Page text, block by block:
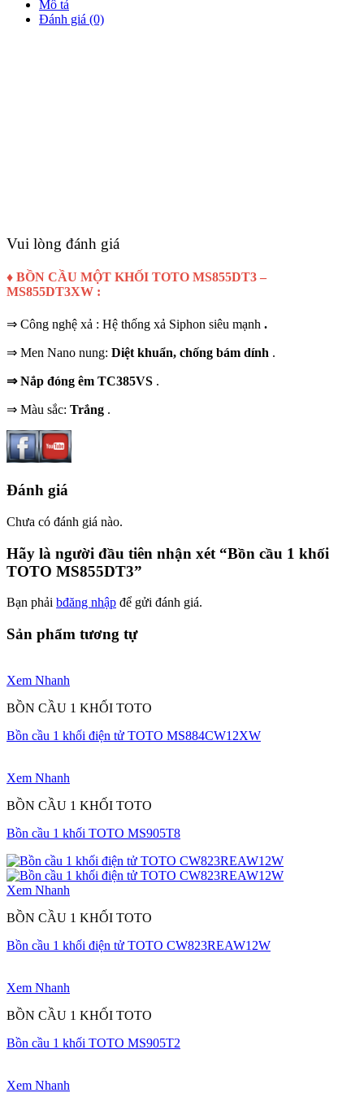
Mô tả
Đánh giá (0)
Vui lòng đánh giá
♦ BỒN CẦU MỘT KHỐI TOTO MS855DT3 –
MS855DT3XW :
⇒ Công nghệ xả : Hệ thống xả Siphon siêu mạnh .
⇒ Men Nano nung: Diệt khuẩn, chống bám dính .
⇒ Nắp đóng êm TC385VS .
⇒ Màu sắc: Trắng .
Đánh giá
Chưa có đánh giá nào.
Hãy là người đầu tiên nhận xét “Bồn cầu 1 khối
TOTO MS855DT3”
Bạn phải bđăng nhập để gửi đánh giá.
Sản phẩm tương tự
Xem Nhanh
BỒN CẦU 1 KHỐI TOTO
Bồn cầu 1 khối điện tử TOTO MS884CW12XW
Xem Nhanh
BỒN CẦU 1 KHỐI TOTO
Bồn cầu 1 khối TOTO MS905T8
Xem Nhanh
BỒN CẦU 1 KHỐI TOTO
Bồn cầu 1 khối điện tử TOTO CW823REAW12W
Xem Nhanh
BỒN CẦU 1 KHỐI TOTO
Bồn cầu 1 khối TOTO MS905T2
Xem Nhanh